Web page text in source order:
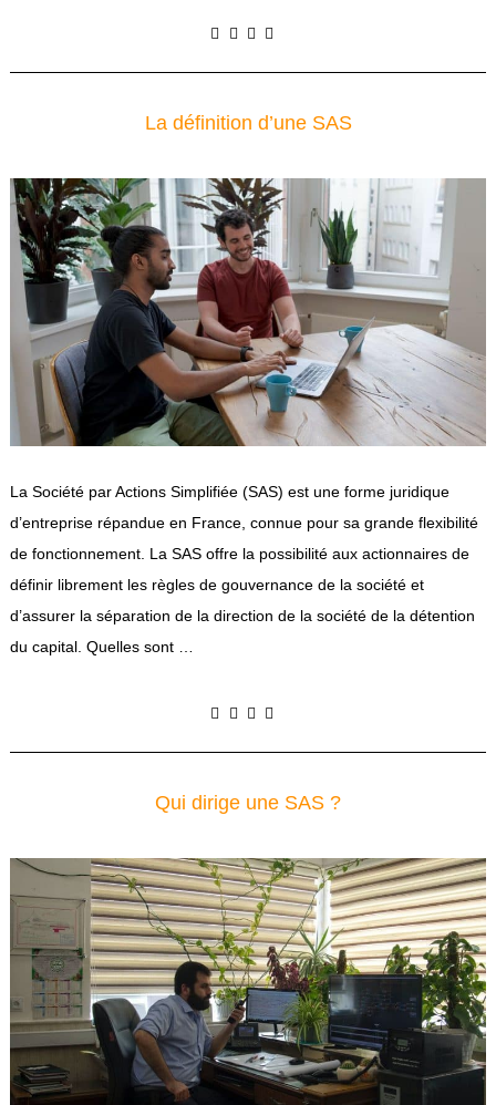
La définition d’une SAS
La Société par Actions Simplifiée (SAS) est une forme juridique
d’entreprise répandue en France, connue pour sa grande flexibilité
de fonctionnement. La SAS offre la possibilité aux actionnaires de
définir librement les règles de gouvernance de la société et
d’assurer la séparation de la direction de la société de la détention
du capital. Quelles sont …
Qui dirige une SAS ?